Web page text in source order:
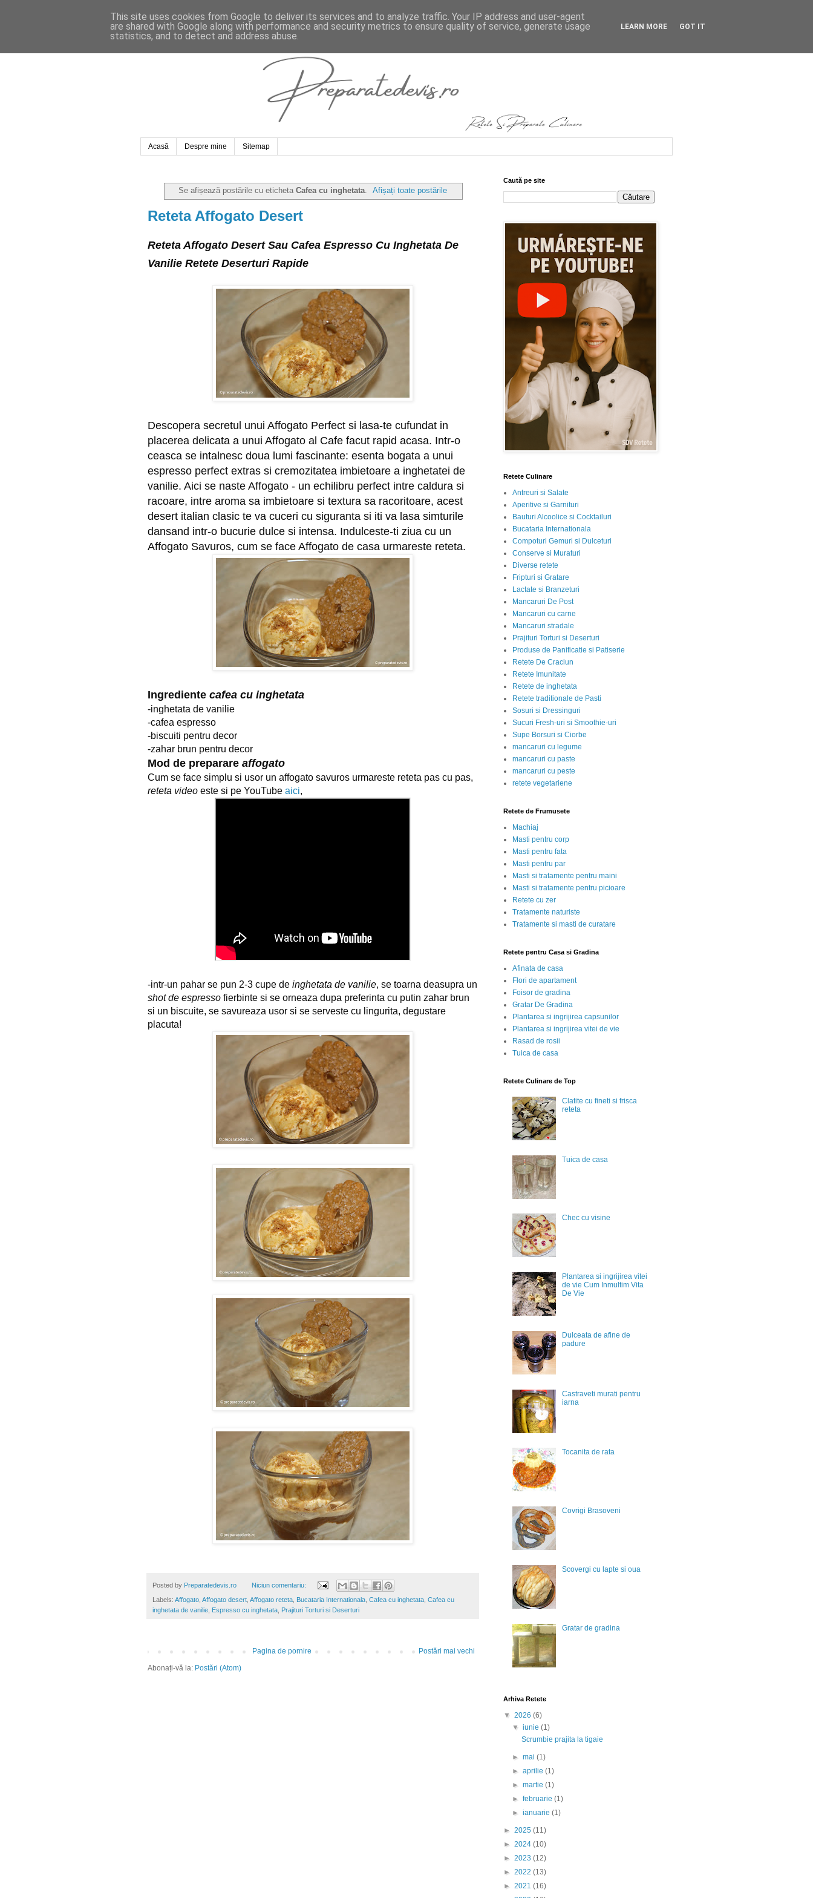
Acasă Despre mine Sitemap
Se afișează postările cu eticheta Cafea cu inghetata. Afișați toate postările
Reteta Affogato Desert
Reteta Affogato Desert Sau Cafea Espresso Cu Inghetata De
Vanilie Retete Deserturi Rapide
Descopera secretul unui Affogato Perfect si lasa-te cufundat in
placerea delicata a unui Affogato al Cafe facut rapid acasa. Intr-o
ceasca se intalnesc doua lumi fascinante: esenta bogata a unui
espresso perfect extras si cremozitatea imbietoare a inghetatei de
vanilie. Aici se naste Affogato - un echilibru perfect intre caldura si
racoare, intre aroma sa imbietoare si textura sa racoritoare, acest
desert italian clasic te va cuceri cu siguranta si iti va lasa simturile
dansand intr-o bucurie dulce si intensa. Indulceste-ti ziua cu un
Affogato Savuros, cum se face Affogato de casa urmareste reteta.
Ingrediente cafea cu inghetata
-inghetata de vanilie
-cafea espresso
-biscuiti pentru decor
-zahar brun pentru decor
Mod de preparare affogato
Cum se face simplu si usor un affogato savuros urmareste reteta pas cu pas,
reteta video este si pe YouTube aici,
-intr-un pahar se pun 2-3 cupe de inghetata de vanilie, se toarna deasupra un
shot de espresso fierbinte si se orneaza dupa preferinta cu putin zahar brun
si un biscuite, se savureaza usor si se serveste cu lingurita, degustare
placuta!
Posted by Preparatedevis.ro Niciun comentariu:
Labels: Affogato Affogato desert Affogato reteta Bucataria Internationala Cafea cu inghetata Cafea cu
inghetata de vanilie Espresso cu inghetata Prajituri Torturi si Deserturi
Postări mai vechi
Pagina de pornire
Abonați-vă la: Postări (Atom)
Caută pe site
Retete Culinare
Antreuri si Salate
Aperitive si Garnituri
Bauturi Alcoolice si Cocktailuri
Bucataria Internationala
Compoturi Gemuri si Dulceturi
Conserve si Muraturi
Diverse retete
Fripturi si Gratare
Lactate si Branzeturi
Mancaruri De Post
Mancaruri cu carne
Mancaruri stradale
Prajituri Torturi si Deserturi
Produse de Panificatie si Patiserie
Retete De Craciun
Retete Imunitate
Retete de inghetata
Retete traditionale de Pasti
Sosuri si Dressinguri
Sucuri Fresh-uri si Smoothie-uri
Supe Borsuri si Ciorbe
mancaruri cu legume
mancaruri cu paste
mancaruri cu peste
retete vegetariene
Retete de Frumusete
Machiaj
Masti pentru corp
Masti pentru fata
Masti pentru par
Masti si tratamente pentru maini
Masti si tratamente pentru picioare
Retete cu zer
Tratamente naturiste
Tratamente si masti de curatare
Retete pentru Casa si Gradina
Afinata de casa
Flori de apartament
Foisor de gradina
Gratar De Gradina
Plantarea si ingrijirea capsunilor
Plantarea si ingrijirea vitei de vie
Rasad de rosii
Tuica de casa
Retete Culinare de Top
Clatite cu fineti si frisca
reteta
Tuica de casa
Chec cu visine
Plantarea si ingrijirea vitei
de vie Cum Inmultim Vita
De Vie
Dulceata de afine de
padure
Castraveti murati pentru
iarna
Tocanita de rata
Covrigi Brasoveni
Scovergi cu lapte si oua
Gratar de gradina
Arhiva Retete
▼ 2026 (6)
▼iunie(1)
Scrumbie prajita la tigaie
►mai(1)
►aprilie(1)
►martie(1)
►februarie(1)
►ianuarie(1)
► 2025 (11)
► 2024 (10)
► 2023 (12)
► 2022 (13)
► 2021 (16)
This site uses cookies from Google to deliver its services and to analyze traffic. Your IP address and user-agent
are shared with Google along with performance and security metrics to ensure quality of service, generate usage
statistics, and to detect and address abuse.
LEARN MORE GOT IT